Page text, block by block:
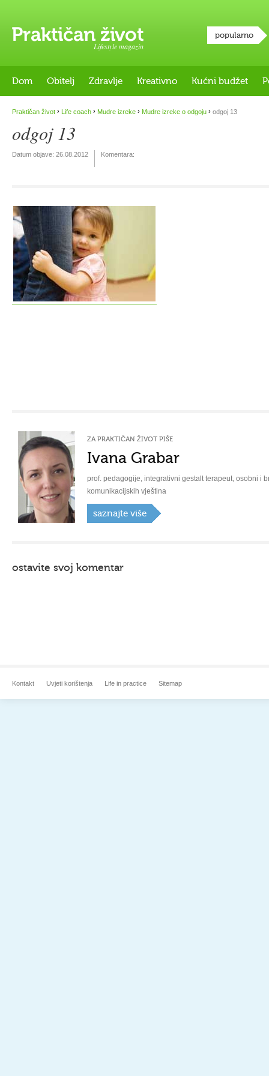
Lifestyle magazin
popularno
Dom Obitelj Zdravlje Kreativno Kućni budžet
Praktičan život › Life coach › Mudre izreke › Mudre izreke o odgoju › odgoj 13
odgoj 13
Datum objave: 26.08.2012 Komentara:
ZA PRAKTIČAN ŽIVOT PIŠE
Ivana Grabar
prof. pedagogije, integrativni gestalt terapeut, osobni i
komunikacijskih vještina
saznajte više
ostavite svoj komentar
Kontakt Uvjeti korištenja Life in practice Sitemap